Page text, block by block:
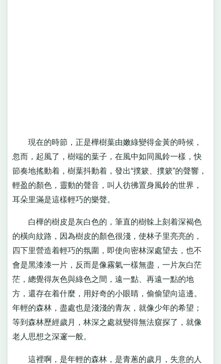
現在的時節，正是樺樹葉由嫩綠變得金黃的時候，
忽而，起風了，樹端的葉子，在風中如同風鈴一樣，快
節奏地搖動着，樹葉抖動着，發出“撲簌、撲簌”的聲響，
輕盈的顏色，靈動的聲音，叫人彷彿置身風鈴的世界，
耳朵里滿是這樣輕巧的樂聲。
白樺的樹皮是灰白色的，筆直的樹榦上刻着深褐色
的橫向紋路，因為樹皮的顏色很淺，使林子里亮亮的，
四下里營造着輕巧的氛圍，即使向密林深處望去，也不
會是黑漆漆一片，反而是像霧氣一樣無盡，一片灰白茫
茫，總覺得灰色與綠色之間，遠一點、再遠一點的地
方，還存在着什麼，用好奇的小眼睛，偷偷望向這邊。
年輕的森林，盡處也是淺淺的青灰，就像少年的希望；
等到森林歷經歲月，林深之處就變得無法窺探了，就像
老人思想之深邃一般。
這裡啊，是年輕的森林，是青蔥的歲月，失意的人